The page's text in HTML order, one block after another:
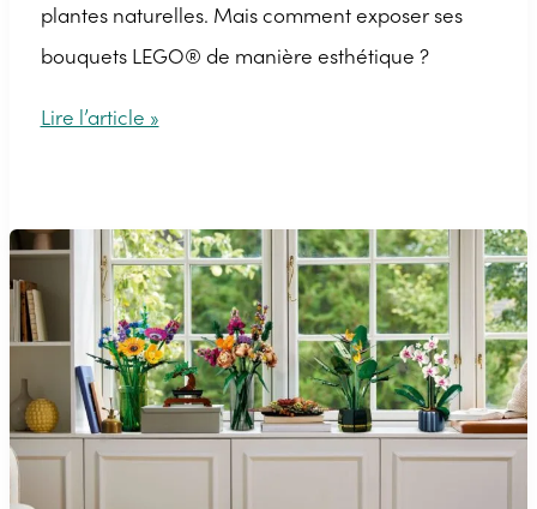
plantes naturelles. Mais comment exposer ses
bouquets LEGO® de manière esthétique ?
Nos
exposer
bouquets
LEGO®
de
la
Lire l’article »